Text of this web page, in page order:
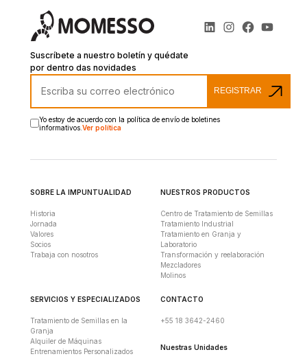
Suscríbete a nuestro boletín y quédate
por dentro das novidades
REGISTRAR
Yo estoy de acuerdo con la política de envío de boletines
informativos.Ver política
SOBRE LA IMPUNTUALIDAD
Historia
Jornada
Valores
Socios
Trabaja con nosotros
NUESTROS PRODUCTOS
Centro de Tratamiento de Semillas
Tratamiento Industrial
Tratamiento en Granja y
Laboratorio
Transformación y reelaboración
Mezcladores
Molinos
SERVICIOS Y ESPECIALIZADOS
Tratamiento de Semillas en la
Granja
Alquiler de Máquinas
Entrenamientos Personalizados
CONTACTO
+55 18 3642-2460
Nuestras Unidades